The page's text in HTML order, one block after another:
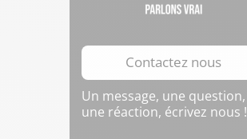
Contactez nous
Un message, une question,
une réaction, écrivez nous !